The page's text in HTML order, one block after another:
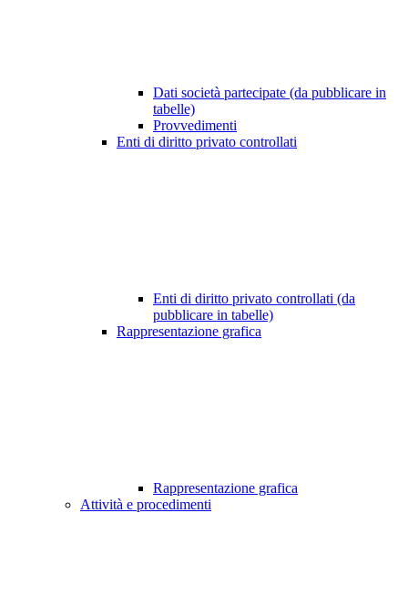
Dati società partecipate (da pubblicare in
tabelle)
Provvedimenti
Enti di diritto privato controllati
Enti di diritto privato controllati (da
pubblicare in tabelle)
Rappresentazione grafica
Rappresentazione grafica
Attività e procedimenti